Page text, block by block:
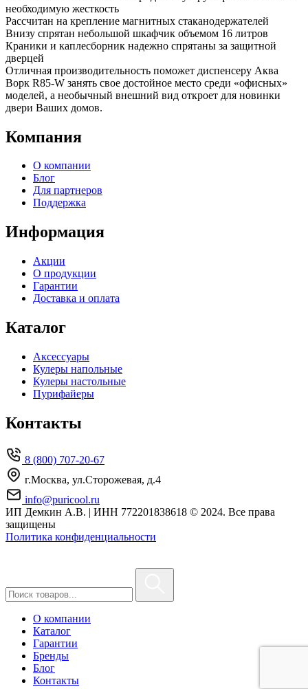
необходимую жесткость
Рассчитан на крепление магнитных стаканодержателей
Внизу спрятан небольшой шкафчик объемом 16 литров
Краники и каплесборник надежно спрятаны за защитной
дверцей
Отличная производительность поможет диспенсеру Аква
Ворк R85-W занять свое достойное место среди «офисных»
моделей, а необычный внешний вид откроет для новинки
двери Ваших домов.
Компания
О компании
Блог
Для партнеров
Поддержка
Информация
Акции
О продукции
Гарантии
Доставка и оплата
Каталог
Аксессуары
Кулеры напольные
Кулеры настольные
Пурифайеры
Контакты
8 (800) 707-20-67
г.Москва, ул.Сторожевая, д.4
info@puricool.ru
ИП Демкин А.В. | ИНН 772201838618 © 2024. Все права
защищены
Политика конфиденциальности
О компании
Каталог
Гарантии
Бренды
Блог
Контакты